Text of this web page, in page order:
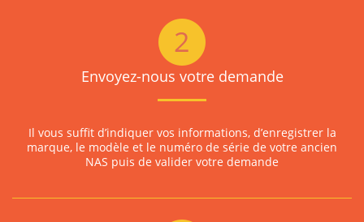
Envoyez-nous votre demande
Il vous suffit d’indiquer vos informations, d’enregistrer la
marque, le modèle et le numéro de série de votre ancien
NAS puis de valider votre demande